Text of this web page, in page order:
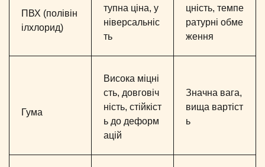
ПВХ (полівін
ілхлорид)
тупна ціна, у
ніверсальніс
ть
цність, темпе
ратурні обме
ження
Гума
Висока міцні
сть, довговіч
ність, стійкіст
ь до деформ
ацій
Значна вага,
вища вартіст
ь